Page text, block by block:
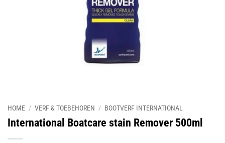
HOME / VERF & TOEBEHOREN / BOOTVERF INTERNATIONAL
International Boatcare stain Remover 500ml